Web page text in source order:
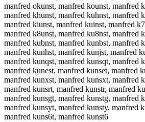
manfred okunst, manfred kounst, manfred
manfred khunst, manfred kuhnst, manfred
manfred kiunst, manfred kuinst, manfred
manfred k8unst, manfred ku8nst, manfred
manfred kubnst, manfred kunbst, manfred
manfred kunhst, manfred kunjst, manfred
manfred kunqst, manfred kunsqt, manfred
manfred kunest, manfred kunset, manfred
manfred kunxst, manfred kunsxt, manfred
manfred kunsrt, manfred kunstr, manfred
manfred kunsgt, manfred kunstg, manfred
manfred kunsyt, manfred kunsty, manfred
manfred kuns6t, manfred kunst6